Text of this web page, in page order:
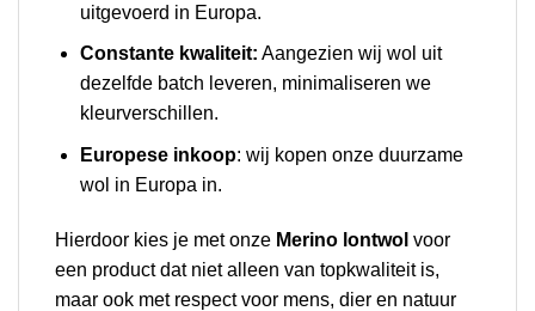
uitgevoerd in Europa.
Constante kwaliteit: Aangezien wij wol uit
dezelfde batch leveren, minimaliseren we
kleurverschillen.
Europese inkoop: wij kopen onze duurzame
wol in Europa in.
Hierdoor kies je met onze Merino lontwol voor
een product dat niet alleen van topkwaliteit is,
maar ook met respect voor mens, dier en natuur